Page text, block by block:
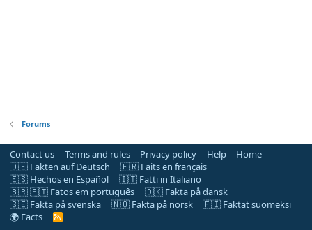
Forums
Contact us Terms and rules Privacy policy Help
Home
🇩🇪 Fakten auf Deutsch
🇫🇷 Faits en français
🇪🇸 Hechos en Español
🇮🇹 Fatti in Italiano
🇧🇷 🇵🇹 Fatos em português
🇩🇰 Fakta på dansk
🇸🇪 Fakta på svenska
🇳🇴 Fakta på norsk
🇫🇮 Faktat suomeksi
🌍 Facts
R